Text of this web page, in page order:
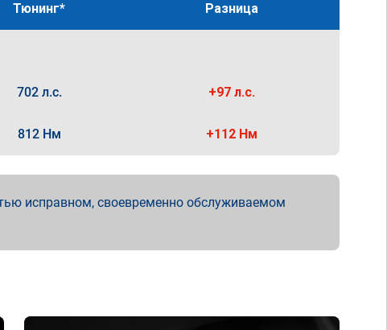
Тюнинг* Разница
702 л.с. +97 л.с.
812 Нм +112 Нм
исправном, своевременно обслуживаемом